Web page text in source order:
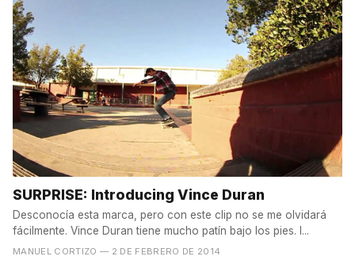
SURPRISE: Introducing Vince Duran
Desconocía esta marca, pero con este clip no se me olvidará
fácilmente. Vince Duran tiene mucho patín bajo los pies. I...
MANUEL CORTIZO — 2 DE FEBRERO DE 2014